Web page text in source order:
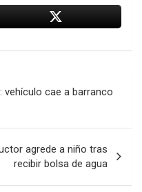
cae a barranco
agrede a niño tras
recibir bolsa de agua